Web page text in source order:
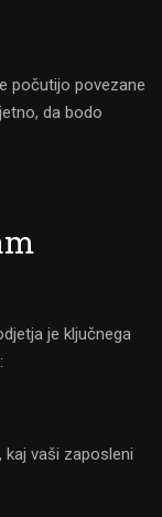
počutijo povezane
da bodo
je ključnega
vaši zaposleni